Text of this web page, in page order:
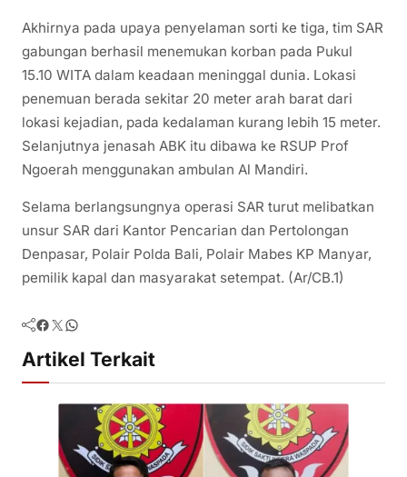
Akhirnya pada upaya penyelaman sorti ke tiga, tim SAR
gabungan berhasil menemukan korban pada Pukul
15.10 WITA dalam keadaan meninggal dunia. Lokasi
penemuan berada sekitar 20 meter arah barat dari
lokasi kejadian, pada kedalaman kurang lebih 15 meter.
Selanjutnya jenasah ABK itu dibawa ke RSUP Prof
Ngoerah menggunakan ambulan Al Mandiri.
Selama berlangsungnya operasi SAR turut melibatkan
unsur SAR dari Kantor Pencarian dan Pertolongan
Denpasar, Polair Polda Bali, Polair Mabes KP Manyar,
pemilik kapal dan masyarakat setempat. (Ar/CB.1)
Facebook Twitter WhatsApp
Artikel Terkait